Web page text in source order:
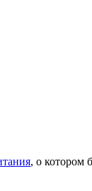
, о котором